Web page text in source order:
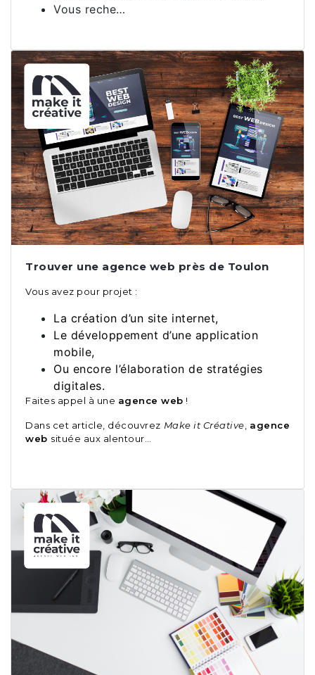
Vous reche…
Trouver une agence web près de Toulon
Vous avez pour projet :
La création d’un site internet,
Le développement d’une application
mobile,
Ou encore l’élaboration de stratégies
digitales.
Faites appel à une agence web !
Dans cet article, découvrez Make it Créative, agence
web située aux alentour…